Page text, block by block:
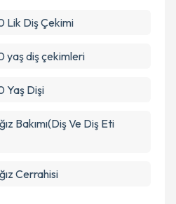
Lik Diş Çekimi
yaş diş çekimleri
Yaş Dişi
Bakımı(Diş Ve Diş Eti
Cerrahisi